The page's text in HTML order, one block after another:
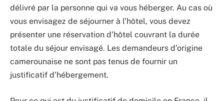
délivré par la personne qui va vous héberger. Au cas où
vous envisagez de séjourner à l’hôtel, vous devez
présenter une réservation d’hôtel couvrant la durée
totale du séjour envisagé. Les demandeurs d’origine
camerounaise ne sont pas tenus de fournir un
justificatif d’hébergement.